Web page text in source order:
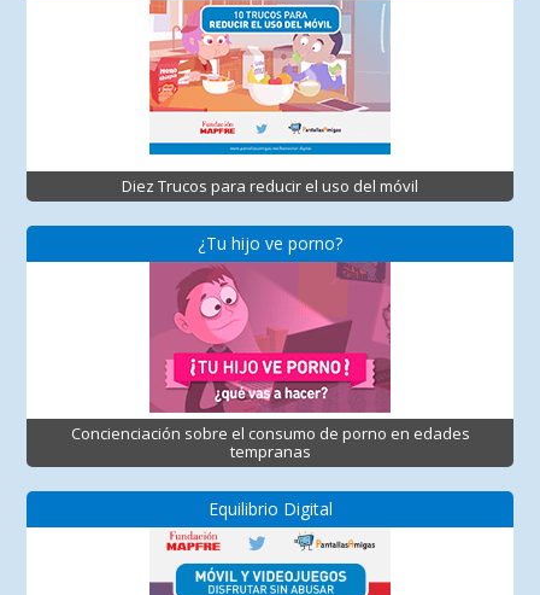
Diez Trucos para reducir el uso del móvil
¿Tu hijo ve porno?
Concienciación sobre el consumo de porno en edades
tempranas
Equilibrio Digital